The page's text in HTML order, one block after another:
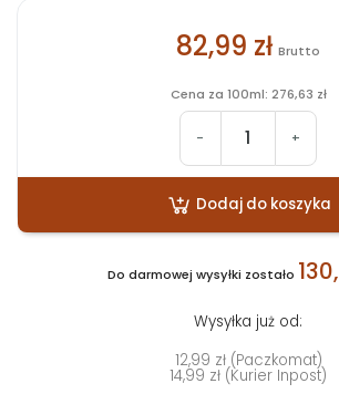
82,99 zł Brutto
Cena za 100ml: 276,63 zł
- +
Dodaj do koszyka
Do darmowej wysyłki zostało
Wysyłka już od:
12,99 zł (Paczkomat)
14,99 zł (Kurier Inpost)